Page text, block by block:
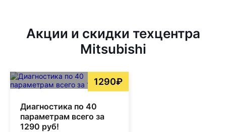
Акции и скидки техцентра
Mitsubishi
1290₽
Диагностика по 40
параметрам всего за
1290 руб!